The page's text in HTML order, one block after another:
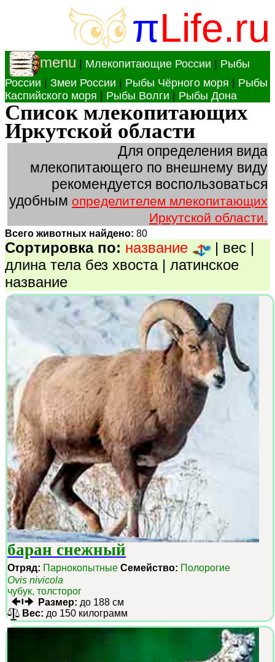
πLife.ru
menu Млекопитающие России
Рыбы
России
Змеи России Рыбы Чёрного моря
Рыбы
Каспийского моря
Рыбы Волги Рыбы Дона
Список млекопитающих
Иркутской области
Для определения вида
млекопитающего по внешнему виду
рекомендуется воспользоваться
удобным определителем млекопитающих
Иркутской области.
Всего животных найдено: 80
Сортировка по: название | вес |
длина тела без хвоста| латинское
название
баран снежный
Отряд: Парнокопытные Семейство: Полорогие
Ovis nivicola
чубук, толсторог
Размер: до 188 см
Вес: до 150 килограмм